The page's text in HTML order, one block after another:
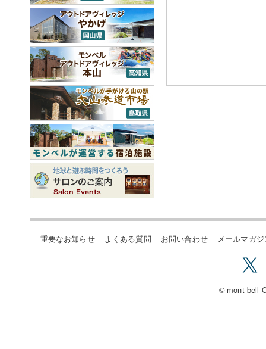
重要なお知らせ よくある質問 お問い合わせ メールマガ
© mont-bell